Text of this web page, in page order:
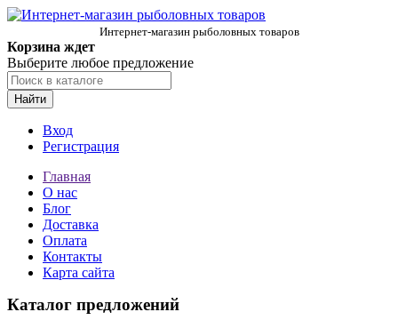
Интернет-магазин рыболовных товаров
Корзина ждет
Выберите любое предложение
Найти
Вход
Регистрация
Главная
О нас
Блог
Доставка
Оплата
Контакты
Карта сайта
Каталог предложений